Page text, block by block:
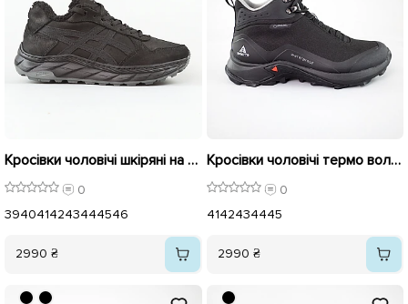
Кросівки чоловічі шкіряні на хутрі 596112 Чорні
0
3940414243444546
2990 ₴
Кросівки чоловічі термо вологостійкі 592716 Чорні
0
4142434445
2990 ₴